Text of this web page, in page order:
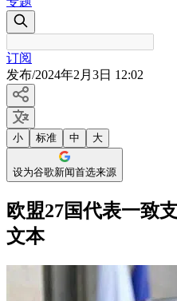
订阅
发布/2024年2月3日 12:02
小 标准 中 大
设为谷歌新闻首选来源
欧盟27国代表一致
文本